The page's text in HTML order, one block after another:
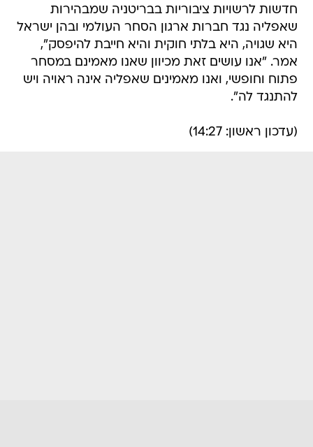
חדשות לרשויות ציבוריות בבריטניה שמבהירות
שאפליה נגד חברות ארגון הסחר העולמי ובהן ישראל
היא שגויה, היא בלתי חוקית והיא חייבת להיפסק",
אמר. "אנו עושים זאת מכיוון שאנו מאמינם במסחר
פתוח וחופשי, ואנו מאמינים שאפליה אינה ראויה ויש
להתנגד לה".
(עדכון ראשון: 14:27)